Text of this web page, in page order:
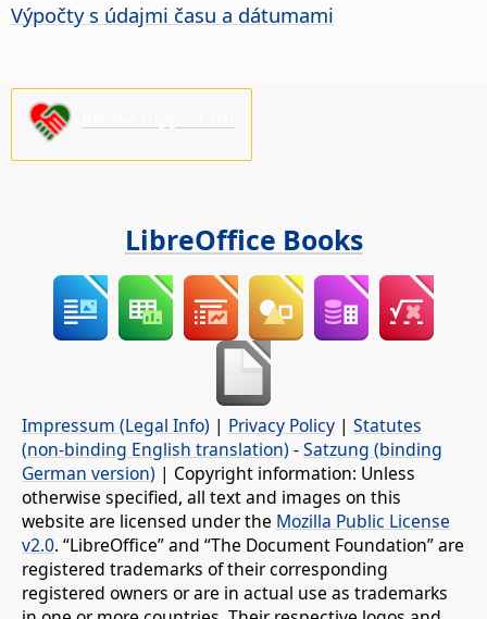
Výpočty s údajmi času a dátumami
LibreOffice Books
Impressum (Legal Info) | Privacy Policy | Statutes
(non-binding English translation) -Satzung (binding
German version) | Copyright information: Unless
otherwise specified, all text and images on this
website are licensed under the Mozilla Public License
v2.0. “LibreOffice” and “The Document Foundation” are
registered trademarks of their corresponding
registered owners or are in actual use as trademarks